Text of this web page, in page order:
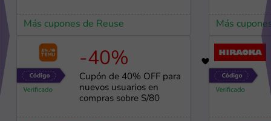
Más cupones de Reuse
-40%
Cupón de 40% OFF para
nuevos usuarios en
compras sobre S/80
Más